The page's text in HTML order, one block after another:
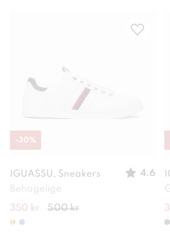
IGUASSU, Sneakers
4.6
Behagelige
350 kr 500 kr
-30%